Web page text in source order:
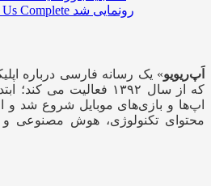
از باندل The Last of Us Complete رونمایی شد
اَپ‌ریویو» یک رسانه فارسی درباره
که از سال ۱۳۹۲ فعالیت
اپ‌ها و بازی‌های موبایل شروع شد و
محتوای تکنولوژی، هوش مصنوعی و